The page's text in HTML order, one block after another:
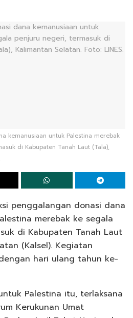
kemanusiaan untuk Palestina merebak
di Kabupaten Tanah Laut (Tala),
penggalangan donasi dana
merebak ke segala
di Kabupaten Tanah Laut
(Kalsel). Kegiatan
hari ulang tahun ke-
Palestina itu, terlaksana
Kerukunan Umat